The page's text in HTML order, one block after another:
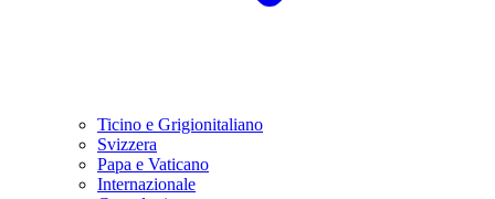
Ticino e Grigionitaliano
Svizzera
Papa e Vaticano
Internazionale